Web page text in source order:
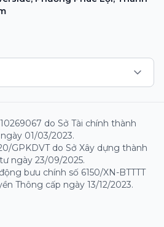
do Sở Tài chính thành
01/03/2023.
GPKDVT do Sở Xây dựng thành
ngày 23/09/2025.
bưu chính số 6150/XN-BTTTT
Thông cấp ngày 13/12/2023.